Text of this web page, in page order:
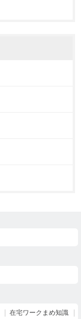
在宅ワークまめ知識